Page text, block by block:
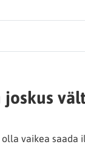
joskus
vaikea saada